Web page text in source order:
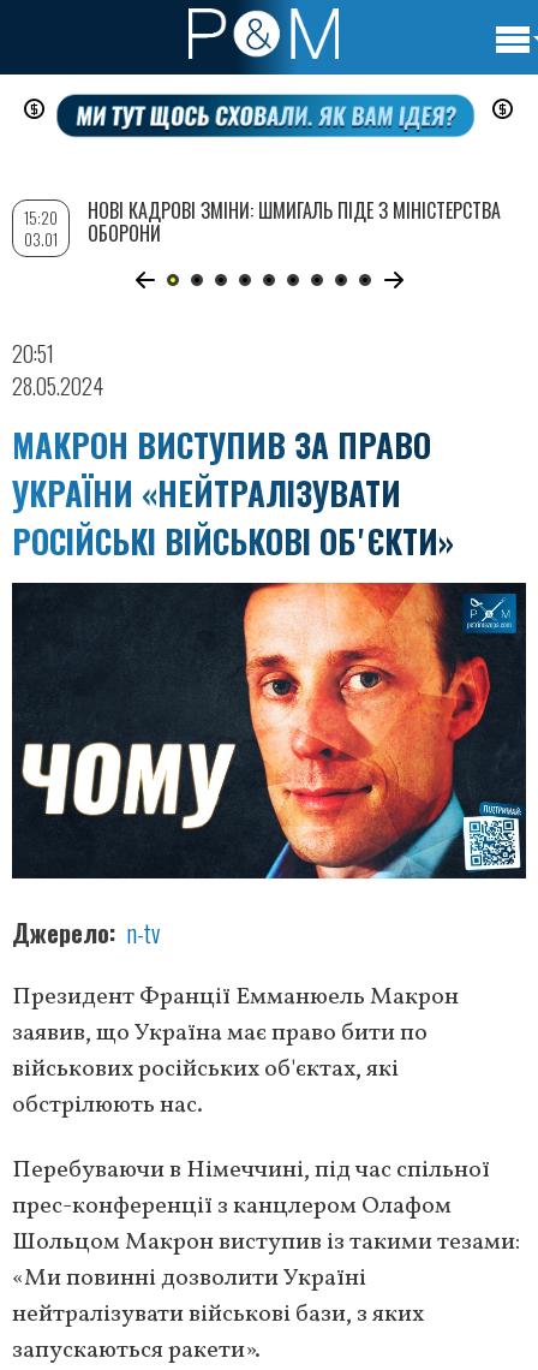
Перейти
до
вмісту
20:51
28.05.2024
МАКРОН ВИСТУПИВ ЗА ПРАВО
УКРАЇНИ «НЕЙТРАЛІЗУВАТИ
РОСІЙСЬКІ ВІЙСЬКОВІ ОБʼЄКТИ»
Джерело n-tv
Президент Франції Емманюель Макрон
заявив, що Україна має право бити по
військових російських об'єктах, які
обстрілюють нас.
Перебуваючи в Німеччині, під час спільної
прес-конференції з канцлером Олафом
Шольцом Макрон виступив із такими тезами:
«Ми повинні дозволити Україні
нейтралізувати військові бази, з яких
запускаються ракети».
15:20
03.01
НОВІ КАДРОВІ ЗМІНИ: ШМИГАЛЬ ПІДЕ З МІНІСТЕРСТВА
ОБОРОНИ